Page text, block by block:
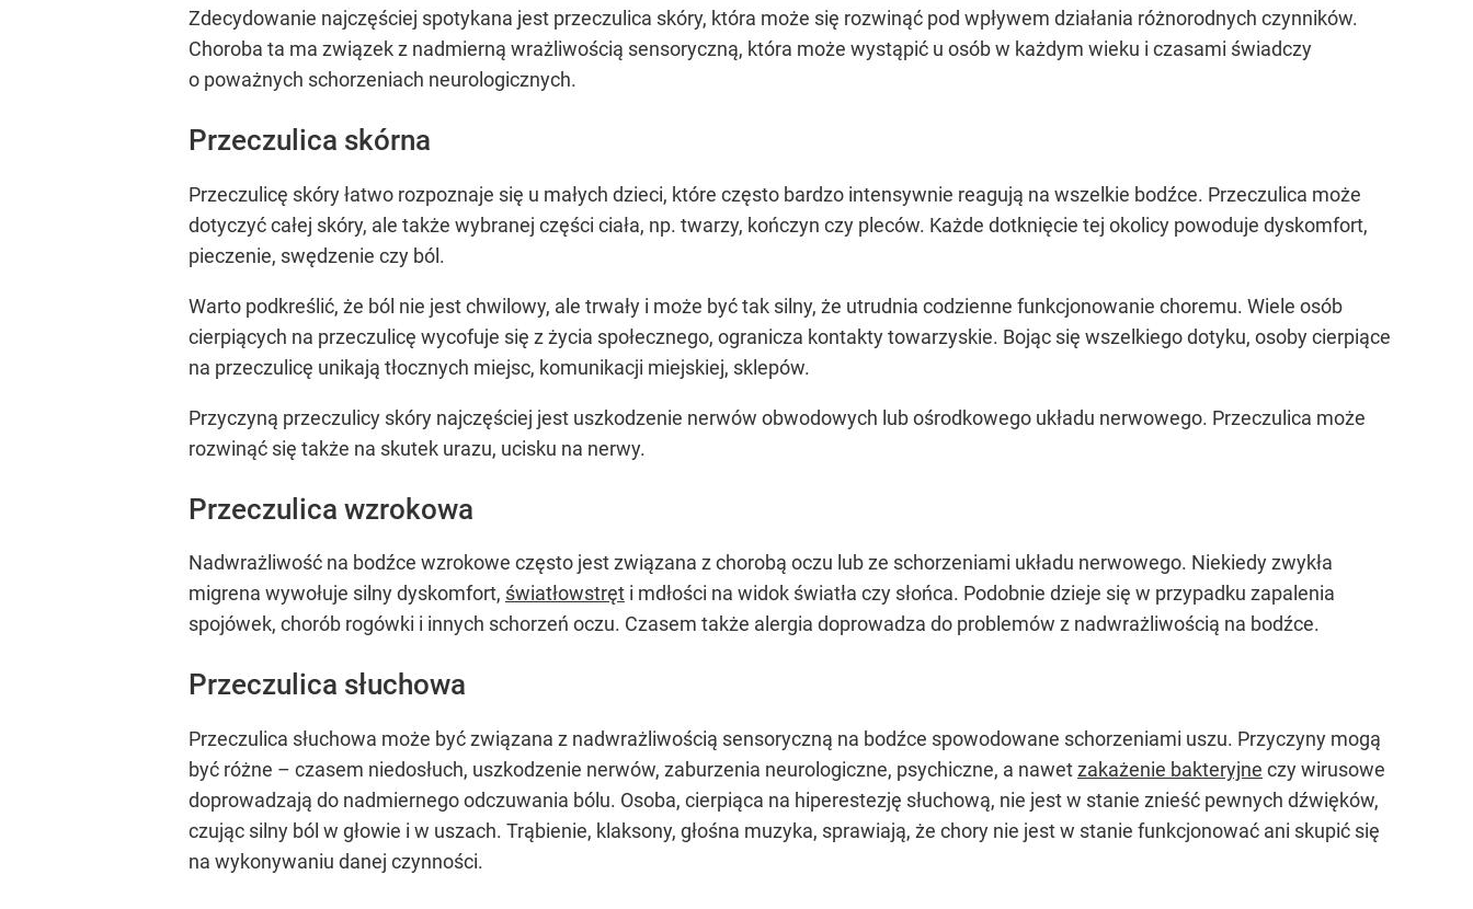
Zdecydowanie najczęściej spotykana jest przeczulica skóry, która może się rozwinąć pod wpływem działania różnorodnych czynników.
Choroba ta ma związek z nadmierną wrażliwością sensoryczną, która może wystąpić u osób w każdym wieku i czasami świadczy
o poważnych schorzeniach neurologicznych.
Przeczulica skórna
Przeczulicę skóry łatwo rozpoznaje się u małych dzieci, które często bardzo intensywnie reagują na wszelkie bodźce. Przeczulica może
dotyczyć całej skóry, ale także wybranej części ciała, np. twarzy, kończyn czy pleców. Każde dotknięcie tej okolicy powoduje dyskomfort,
pieczenie, swędzenie czy ból.
Warto podkreślić, że ból nie jest chwilowy, ale trwały i może być tak silny, że utrudnia codzienne funkcjonowanie choremu. Wiele osób
cierpiących na przeczulicę wycofuje się z życia społecznego, ogranicza kontakty towarzyskie. Bojąc się wszelkiego dotyku, osoby cierpiące
na przeczulicę unikają tłocznych miejsc, komunikacji miejskiej, sklepów.
Przyczyną przeczulicy skóry najczęściej jest uszkodzenie nerwów obwodowych lub ośrodkowego układu nerwowego. Przeczulica może
rozwinąć się także na skutek urazu, ucisku na nerwy.
Przeczulica wzrokowa
Nadwrażliwość na bodźce wzrokowe często jest związana z chorobą oczu lub ze schorzeniami układu nerwowego. Niekiedy zwykła
migrena wywołuje silny dyskomfort, światłowstręt i mdłości na widok światła czy słońca. Podobnie dzieje się w przypadku zapalenia
spojówek, chorób rogówki i innych schorzeń oczu. Czasem także alergia doprowadza do problemów z nadwrażliwością na bodźce.
Przeczulica słuchowa
Przeczulica słuchowa może być związana z nadwrażliwością sensoryczną na bodźce spowodowane schorzeniami uszu. Przyczyny mogą
być różne – czasem niedosłuch, uszkodzenie nerwów, zaburzenia neurologiczne, psychiczne, a nawetzakażenie bakteryjne czy wirusowe
doprowadzają do nadmiernego odczuwania bólu. Osoba, cierpiąca na hiperestezję słuchową, nie jest w stanie znieść pewnych dźwięków,
czując silny ból w głowie i w uszach. Trąbienie, klaksony, głośna muzyka, sprawiają, że chory nie jest w stanie funkcjonować ani skupić się
na wykonywaniu danej czynności.